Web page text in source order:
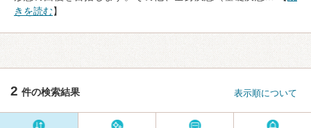
きを読む】
2 件の検索結果 表示順について